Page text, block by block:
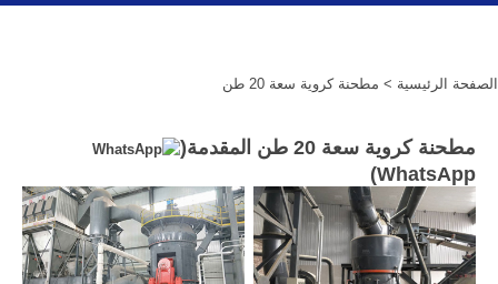
الصفحة الرئيسية > مطحنة كروية سعة 20 طن
مطحنة كروية سعة 20 طن المقدمة(
WhatsApp
)